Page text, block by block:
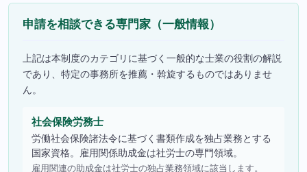
申請を相談できる専門家（一般情報）
上記は本制度のカテゴリに基づく一般的な士業の役割の解説
であり、特定の事務所を推薦・斡旋するものではありませ
ん。
社会保険労務士
労働社会保険諸法令に基づく書類作成を独占業務とする
国家資格。雇用関係助成金は社労士の専門領域。
雇用関連の助成金は社労士の独占業務領域に該当します。